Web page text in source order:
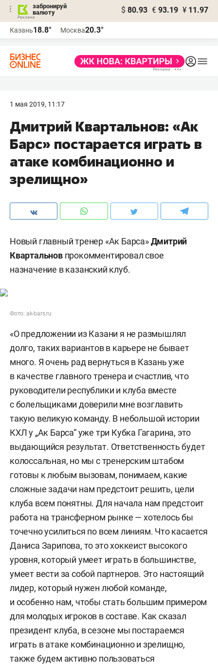
забронируй
валюту
$ 80.93 € 93.19 ¥ 11.97
Казань18.8° Москва20.3°
1 мая 2019, 11:17
Дмитрий Квартальнов: «Ак
Барс» постарается играть в
атаке комбинационно и
зрелищно»
Новый главный тренер «Ак Барса»Дмитрий
Квартальновпрокомментировал свое
назначение в казанский клуб.
Фото: ak-bars.ru
«О предложении из Казани я не размышлял
долго, таких вариантов в карьере не бывает
много. Я очень рад вернуться в Казань уже
в качестве главного тренера и счастлив, что
руководители республики и клуба вместе
с болельщиками доверили мне возглавить
такую великую команду. В небольшой истории
КХЛ у „Ак Барса“ уже три Кубка Гагарина, это
выдающийся результат. Ответственность будет
колоссальная, но мы с тренерским штабом
готовы к любым вызовам, понимаем, какие
сложные задачи нам предстоит решить, цели
клуба всем понятны. Для начала нам предстоит
работа на трансферном рынке — хотелось бы
точечно усилиться по всем линиям. Что касается
Даниса Зарипова, то это хоккеист высокого
уровня, который умеет играть в большинстве,
умеет вести за собой партнеров. Это настоящий
лидер, который нужен любой команде,
и особенно нам, чтобы стать большим примером
для молодых игроков в составе. Как сказал
президент клуба, в сезоне мы постараемся
играть в атаке комбинационно и зрелищно,
также будем активно пользоваться